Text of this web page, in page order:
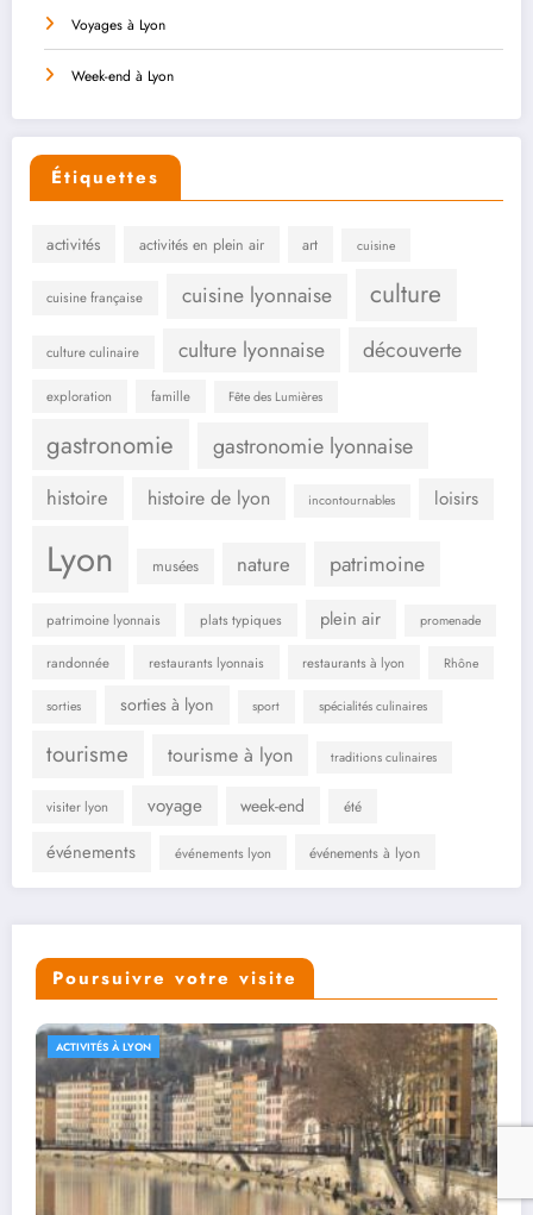
Voyages à Lyon
Week-end à Lyon
Étiquettes
activités activités en plein air art cuisine
cuisine française cuisine lyonnaise culture
culture culinaire culture lyonnaise découverte
exploration famille Fête des Lumières
gastronomie gastronomie lyonnaise
histoire histoire de lyon incontournables loisirs
Lyon musées nature patrimoine
patrimoine lyonnais plats typiques plein air promenade
randonnée restaurants lyonnais restaurants à lyon Rhône
sorties sorties à lyon sport spécialités culinaires
tourisme tourisme à lyon traditions culinaires
visiter lyon voyage week-end été
événements événements lyon événements à lyon
Poursuivre votre visite
ACTIVITÉS À LYON